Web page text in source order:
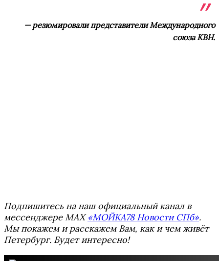
— резюмировали представители Международного
союза КВН.
Подпишитесь на наш официальный канал в
мессенджере MAX«МОЙКА78 Новости СПб».
Мы покажем и расскажем Вам, как и чем живёт
Петербург. Будет интересно!